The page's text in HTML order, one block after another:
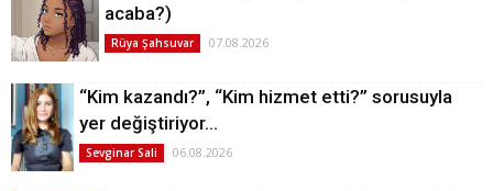
acaba?)
Rüya Şahsuvar 07.08.2026
“Kim kazandı?”, “Kim hizmet etti?” sorusuyla
yer değiştiriyor…
Sevginar Sali 06.08.2026